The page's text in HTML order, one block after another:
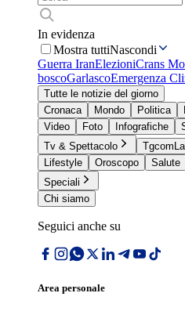
In evidenza
Mostra tuttiNascondi
Guerra IranElezioniCrans
boscoGarlascoEmergenza
Tutte le notizie del giorno
Cronaca
Mondo Politica
Video
Foto Infografiche
Tv & Spettacolo
Lifestyle
Oroscopo Salute
Speciali
Chi siamo
Seguici anche su
Area personale